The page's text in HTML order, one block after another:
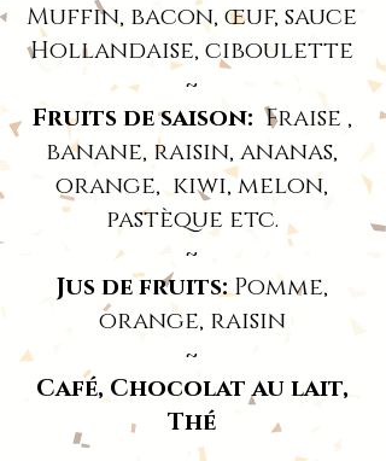
Muffin, bacon, œuf, sauce
Hollandaise, ciboulette
~
Fruits de saison: Fraise ,
banane, raisin, ananas,
orange, kiwi, melon,
pastèque etc.
~
Jus de fruits:Pomme,
orange, raisin
~
Café, Chocolat au lait,
Thé